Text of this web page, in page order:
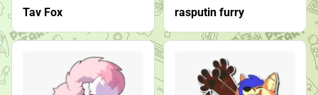
Tav Fox rasputin furry